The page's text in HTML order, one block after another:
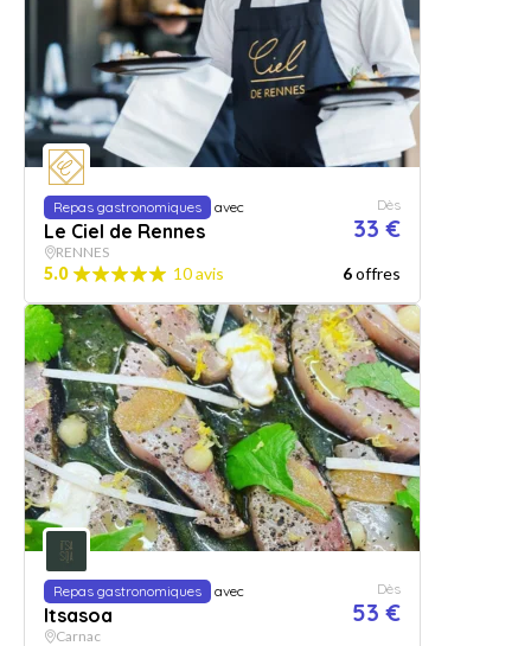
Repas gastronomiques avec
Le Ciel de Rennes
Dès
33 €
RENNES
5.0 10 avis 6offres
Repas gastronomiques avec
Itsasoa
Dès
53 €
Carnac